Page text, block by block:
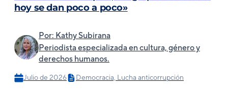
hoy se dan poco a poco»
Por: Kathy Subirana
Periodista especializada en cultura, género y
derechos humanos.
Julio de 2026 Democracia, Lucha anticorrupción